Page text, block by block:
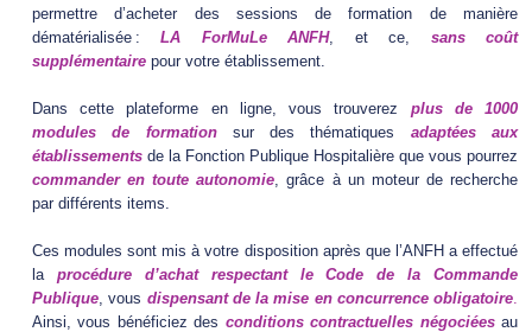
permettre d’acheter des sessions de formation de manière
dématérialisée :LA ForMuLe ANFH, et ce, sans coût
supplémentaire pour votre établissement.
Dans cette plateforme en ligne, vous trouverez plus de 1000
modules de formation
sur des thématiques adaptées aux
établissements de la Fonction Publique Hospitalière que vous pourrez
commander en toute autonomie , grâce à un moteur de recherche
par différents items.
Ces modules sont mis à votre disposition après que l’ANFH a effectué
la procédure d’achat respectant le Code de la Commande
Publique , vous dispensant de la mise en concurrence obligatoire
Ainsi, vous bénéficiez des conditions contractuelles négociéesau